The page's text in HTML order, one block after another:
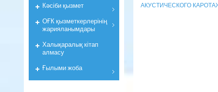
АКУСТИЧЕСКОГО
Кәсіби қызмет
ОҒК қызметкерлерiнiң
жарияланымдары
Халықаралық кітап
алмасу
Ғылыми жоба